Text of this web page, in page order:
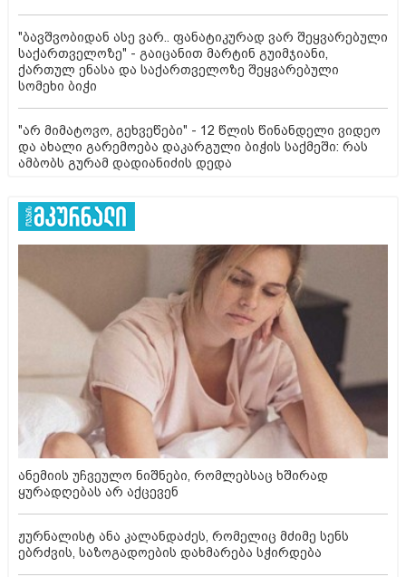
"ბავშვობიდან ასე ვარ.. ფანატიკურად ვარ შეყვარებული
საქართველოზე" - გაიცანით მარტინ გუიმჯიანი,
ქართულ ენასა და საქართველოზე შეყვარებული
სომეხი ბიჭი
"არ მიმატოვო, გეხვეწები" - 12 წლის წინანდელი ვიდეო
და ახალი გარემოება დაკარგული ბიჭის საქმეში: რას
ამბობს გურამ დადიანიძის დედა
ანემიის უჩვეულო ნიშნები, რომლებსაც ხშირად
ყურადღებას არ აქცევენ
ჟურნალისტ ანა კალანდაძეს, რომელიც მძიმე სენს
ებრძვის, საზოგადოების დახმარება სჭირდება